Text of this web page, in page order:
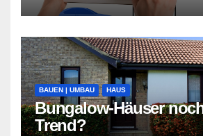
BAUEN | UMBAU HAUS
Bungalow-Häuser
Trend?